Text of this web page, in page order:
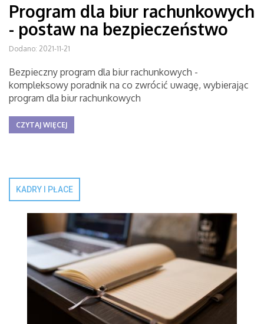
Program dla biur rachunkowych
- postaw na bezpieczeństwo
Dodano: 2021-11-21
Bezpieczny program dla biur rachunkowych -
kompleksowy poradnik na co zwrócić uwagę, wybierając
program dla biur rachunkowych
CZYTAJ WIĘCEJ
KADRY I PŁACE